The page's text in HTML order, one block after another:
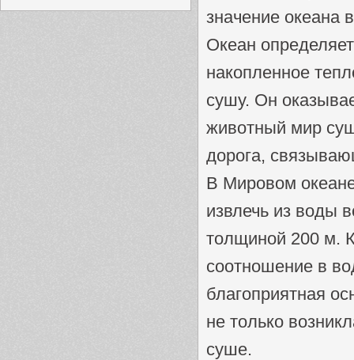
значение океана
Океан
накопленное
сушу. Он
животный мир
дорога,
В Мировом
извлечь из воды
толщиной 200 м.
соотношение в
благоприятная
не только
суше.